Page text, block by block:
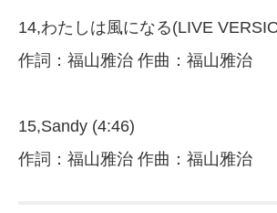
14,わたしは風になる(LIVE
作詞：福山雅治 作曲：福山雅治
15,Sandy (4:46)
作詞：福山雅治 作曲：福山雅治